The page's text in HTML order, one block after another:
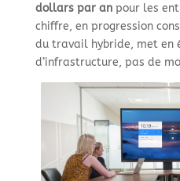
dollars par anpour les
chiffre, en progression
du travail hybride, met en
d’infrastructure, pas de